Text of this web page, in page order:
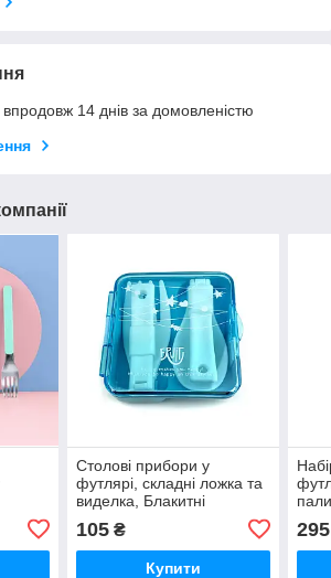
14 днів за домовленістю
Столові прибори у
футлярі, складні ложка та
виделка, Блакитні
105₴
Купити
295